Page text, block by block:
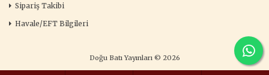
Sipariş Takibi
Havale/EFT Bilgileri
Doğu Batı Yayınları © 2026